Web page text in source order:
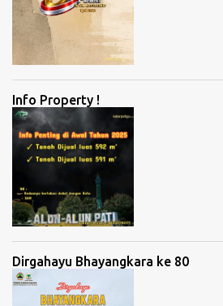
Info Property !
Dirgahayu Bhayangkara ke 80